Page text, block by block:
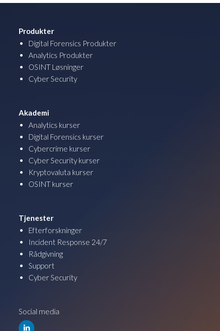
Produkter
Digital Forensics Produkter
Analytics Produkter
OSINT Løsninger
Cyber Security
Akademi
Analytics kurser
Digital Forensics kurser
Cybercrime kurser
Cyber Security kurser
Kryptovaluta kurser
OSINT kurser
Tjenester
Efterforskninger
Incident Response 24/7
Rådgivning
Support
Cyber Security
Social media